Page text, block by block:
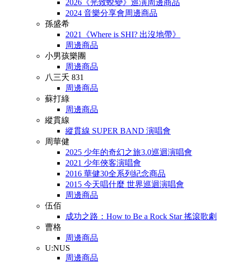
2026《光致蛻變》巡演周邊商品
2024 音樂分享會周邊商品
孫盛希
2021《Where is SHI? 出沒地帶》
周邊商品
小男孩樂團
周邊商品
八三夭 831
周邊商品
蘇打綠
周邊商品
縱貫線
縱貫線 SUPER BAND 演唱會
周華健
2025 少年的奇幻之旅3.0巡迴演唱會
2021 少年俠客演唱會
2016 華健30全系列紀念商品
2015 今天唱什麼 世界巡迴演唱會
周邊商品
伍佰
成功之路：How to Be a Rock Star 搖滾歌劇
曹格
周邊商品
U:NUS
周邊商品